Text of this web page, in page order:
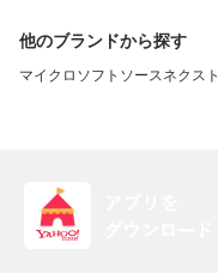
他のブランドから探す
マイクロソフト ソースネクスト